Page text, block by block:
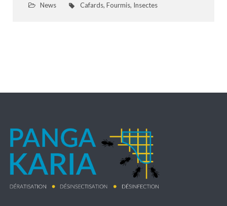
News Cafards,Fourmis, Insectes